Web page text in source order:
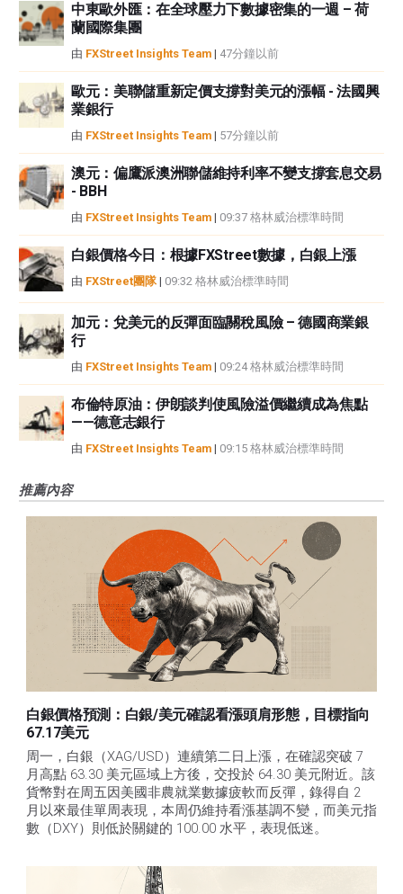
中東歐外匯：在全球壓力下數據密集的一週 – 荷
蘭國際集團
由 FXStreet Insights Team | 47分鐘以前
歐元：美聯儲重新定價支撐對美元的漲幅 - 法國興
業銀行
由 FXStreet Insights Team | 57分鐘以前
澳元：偏鷹派澳洲聯儲維持利率不變支撐套息交易
- BBH
由 FXStreet Insights Team | 09:37 格林威治標準時間
白銀價格今日：根據FXStreet數據，白銀上漲
由 FXStreet團隊| 09:32 格林威治標準時間
加元：兌美元的反彈面臨關稅風險 – 德國商業銀
行
由 FXStreet Insights Team | 09:24 格林威治標準時間
布倫特原油：伊朗談判使風險溢價繼續成為焦點
——德意志銀行
由 FXStreet Insights Team | 09:15 格林威治標準時間
推薦內容
白銀價格預測：白銀/美元確認看漲頭肩形態，目標指向
67.17美元
周一，白銀（XAG/USD）連續第二日上漲，在確認突破 7
月高點 63.30 美元區域上方後，交投於 64.30 美元附近。該
貨幣對在周五因美國非農就業數據疲軟而反彈，錄得自 2
月以來最佳單周表現，本周仍維持看漲基調不變，而美元指
數（DXY）則低於關鍵的 100.00 水平，表現低迷。